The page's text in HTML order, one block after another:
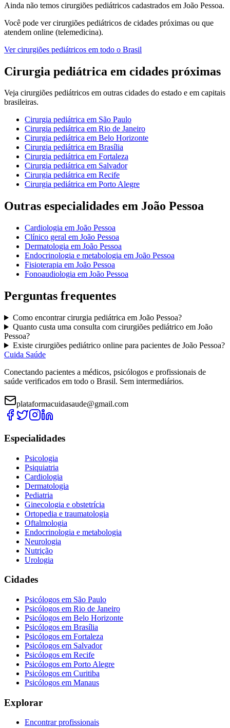
Ainda não temos cirurgiões pediátricos cadastrados em João Pessoa.
Você pode vercirurgiões pediátricos de cidades próximas ou que
atendem online (telemedicina).
Vercirurgiões pediátricos em todo o Brasil
Cirurgia pediátrica em cidades próximas
Veja cirurgiões pediátricos em outras cidades do estado e em capitais
brasileiras.
Cirurgia pediátrica em São Paulo
Cirurgia pediátrica em Rio de Janeiro
Cirurgia pediátrica em Belo Horizonte
Cirurgia pediátrica em Brasília
Cirurgia pediátrica em Fortaleza
Cirurgia pediátrica em Salvador
Cirurgia pediátrica em Recife
Cirurgia pediátrica em Porto Alegre
Outras especialidades em João Pessoa
Cardiologia em João Pessoa
Clínico geral em João Pessoa
Dermatologia em João Pessoa
Endocrinologia e metabologia em João Pessoa
Fisioterapia em João Pessoa
Fonoaudiologia em João Pessoa
Perguntas frequentes
Como encontrarcirurgia pediátrica em João Pessoa?
Quanto custa uma consulta com cirurgiões pediátricoem João
Pessoa?
Existe cirurgiões pediátricoonline para pacientes de João Pessoa?
Cuida Saúde
Conectando pacientes a médicos, psicólogos e profissionais de
saúde verificados em todo o Brasil. Sem intermediários.
plataformacuidasaude@gmail.com
Especialidades
Psicologia
Psiquiatria
Cardiologia
Dermatologia
Pediatria
Ginecologia e obstetrícia
Ortopedia e traumatologia
Oftalmologia
Endocrinologia e metabologia
Neurologia
Nutrição
Urologia
Cidades
Psicólogos em São Paulo
Psicólogos em Rio de Janeiro
Psicólogos em Belo Horizonte
Psicólogos em Brasília
Psicólogos em Fortaleza
Psicólogos em Salvador
Psicólogos em Recife
Psicólogos em Porto Alegre
Psicólogos em Curitiba
Psicólogos em Manaus
Explorar
Encontrar profissionais